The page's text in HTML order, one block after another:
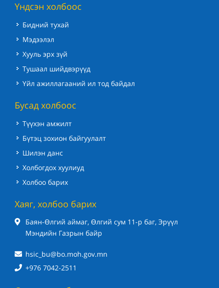
Үндсэн холбоос
Бидний тухай
Мэдээлэл
Хууль эрх зүй
Тушаал шийдвэрүүд
Үйл ажиллагааний ил тод байдал
Бусад холбоос
Түүхэн амжилт
Бүтэц зохион байгуулалт
Шилэн данс
Холбогдох хуулиуд
Холбоо барих
Хаяг, холбоо барих
Баян-Өлгий аймаг, Өлгий сум 11-р баг, Эрүүл
Мэндийн Газрын байр
hsic_bu@bo.moh.gov.mn
+976 7042-2511